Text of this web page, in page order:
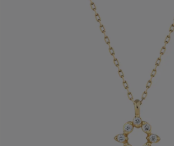
#ハーフエタニティリング
#ダイヤモンド ネックレス #eギフト